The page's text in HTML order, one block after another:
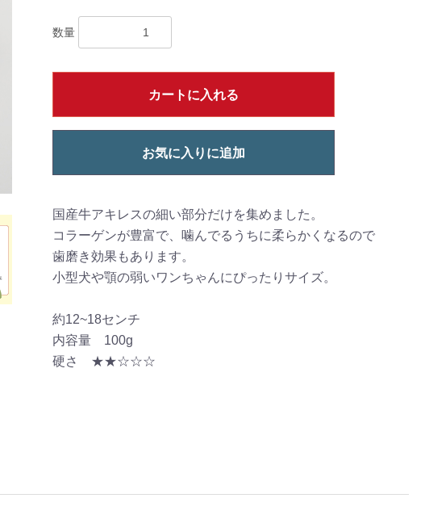
数量
カートに入れる
お気に入りに追加
国産牛アキレスの細い部分だけを集めました。
コラーゲンが豊富で、噛んでるうちに柔らかくなるので
歯磨き効果もあります。
小型犬や顎の弱いワンちゃんにぴったりサイズ。
約12~18センチ
内容量 100g
硬さ ★★☆☆☆